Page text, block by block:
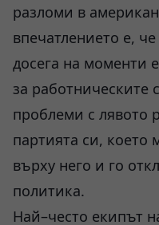
разломи в
впечатлението е,
досега на моменти
за
проблеми с лявото
партията си, което
върху него и го
политика.
Най–често екипът